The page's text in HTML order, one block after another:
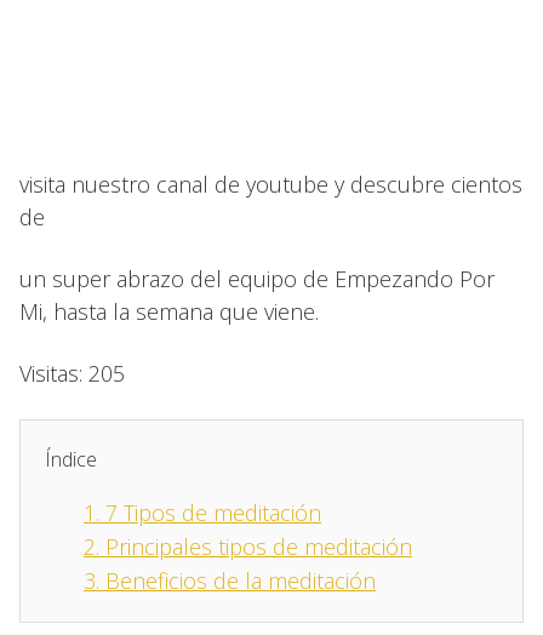
visita nuestro canal de youtube y descubre cientos
de
un super abrazo del equipo de Empezando Por
Mi, hasta la semana que viene.
Visitas: 205
Índice
1. 7 Tipos de meditación
2. Principales tipos de meditación
3. Beneficios de la meditación